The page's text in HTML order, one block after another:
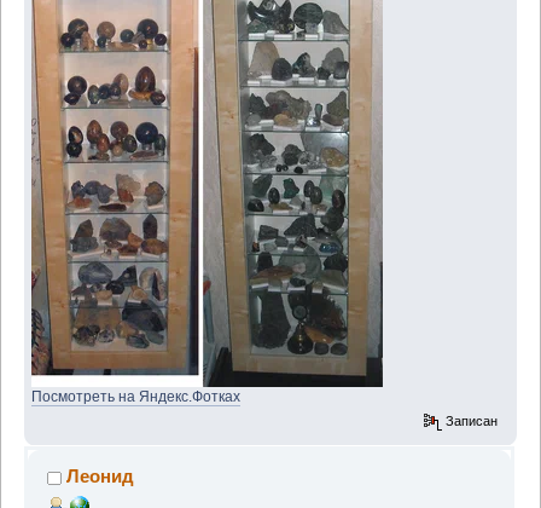
Посмотреть на Яндекс.Фотках
Записан
Леонид